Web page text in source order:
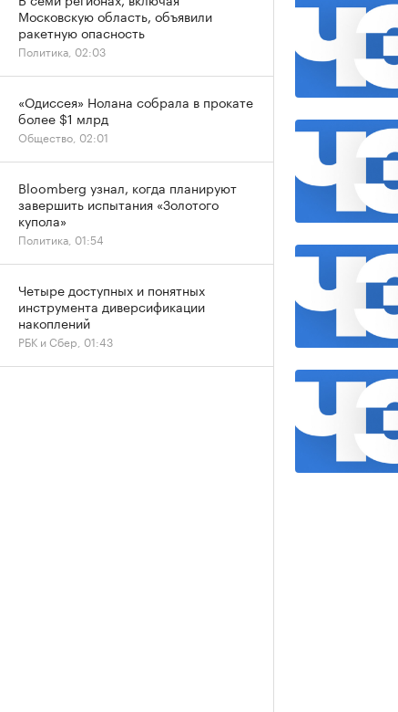
Московскую область, объявили
ракетную опасность
Политика, 02:03
«Одиссея» Нолана собрала в прокате
более $1 млрд
Общество, 02:01
Bloomberg узнал, когда планируют
завершить испытания «Золотого
купола»
Политика, 01:54
Четыре доступных и понятных
инструмента диверсификации
накоплений
РБК и Сбер, 01:43